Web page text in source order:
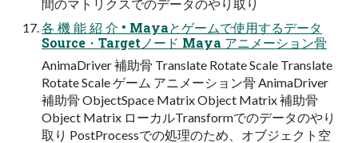
間のマトリクスでのデータのやり取り
各 機 能 紹 介 • Mayaとゲームで使用するデータ
Source・Targetノード Maya アニメーション骨
AnimaDriver 補助骨 Translate Rotate Scale Translate
Rotate Scale ゲーム アニメーション骨 AnimaDriver
補助骨 ObjectSpace Matrix Object Matrix 補助骨
Object Matrix ローカルTransformでのデータのやり
取り PostProcessでの処理のため、オブジェクト空